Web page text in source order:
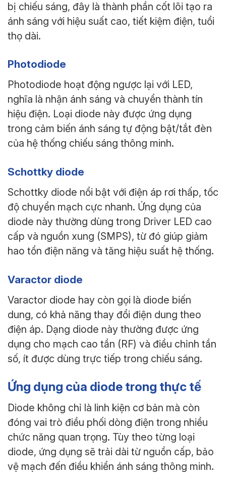
bị chiếu sáng, đây là thành phần cốt lõi tạo ra
ánh sáng với hiệu suất cao, tiết kiệm điện, tuổi
thọ dài.
Photodiode
Photodiode hoạt động ngược lại với LED,
nghĩa là nhận ánh sáng và chuyển thành tín
hiệu điện. Loại diode này được ứng dụng
trong cảm biến ánh sáng tự động bật/tắt đèn
của hệ thống chiếu sáng thông minh.
Schottky diode
Schottky diode nổi bật với điện áp rơi thấp, tốc
độ chuyển mạch cực nhanh. Ứng dụng của
diode này thường dùng trong Driver LED cao
cấp và nguồn xung (SMPS), từ đó giúp giảm
hao tổn điện năng và tăng hiệu suất hệ thống.
Varactor diode
Varactor diode hay còn gọi là diode biến
dung, có khả năng thay đổi điện dung theo
điện áp. Dạng diode này thường được ứng
dụng cho mạch cao tần (RF) và điều chỉnh tần
số, ít được dùng trực tiếp trong chiếu sáng.
Ứng dụng của diode trong thực tế
Diode không chỉ là linh kiện cơ bản mà còn
đóng vai trò điều phối dòng điện trong nhiều
chức năng quan trọng. Tùy theo từng loại
diode, ứng dụng sẽ trải dài từ nguồn cấp, bảo
vệ mạch đến điều khiển ánh sáng thông minh.